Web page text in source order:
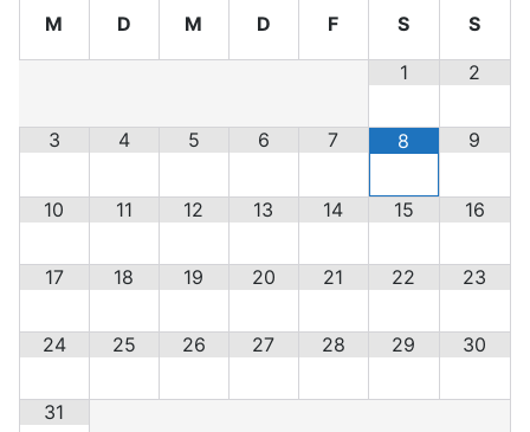
M D M D F S S
1 2
3 4 5 6 7 8 9
10 11 12 13 14 15 16
17 18 19 20 21 22 23
24 25 26 27 28 29 30
31